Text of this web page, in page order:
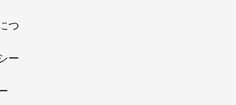
つ
ー